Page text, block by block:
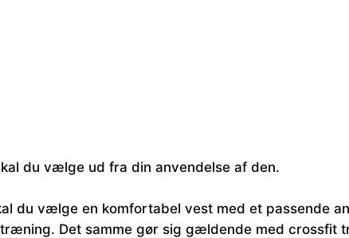
du vælge ud fra din anvendelse af den.
du vælge en komfortabel vest med et passende
Det samme gør sig gældende med crossfit